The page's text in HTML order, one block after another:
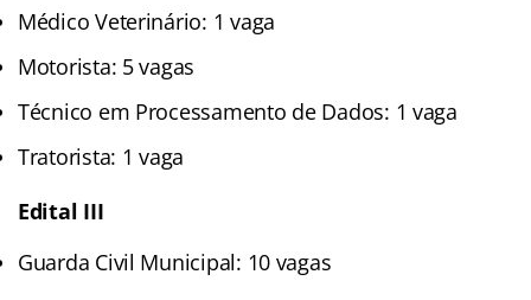
Médico Veterinário: 1 vaga
Motorista: 5 vagas
Técnico em Processamento de Dados: 1 vaga
Tratorista: 1 vaga
Edital III
Guarda Civil Municipal: 10 vagas